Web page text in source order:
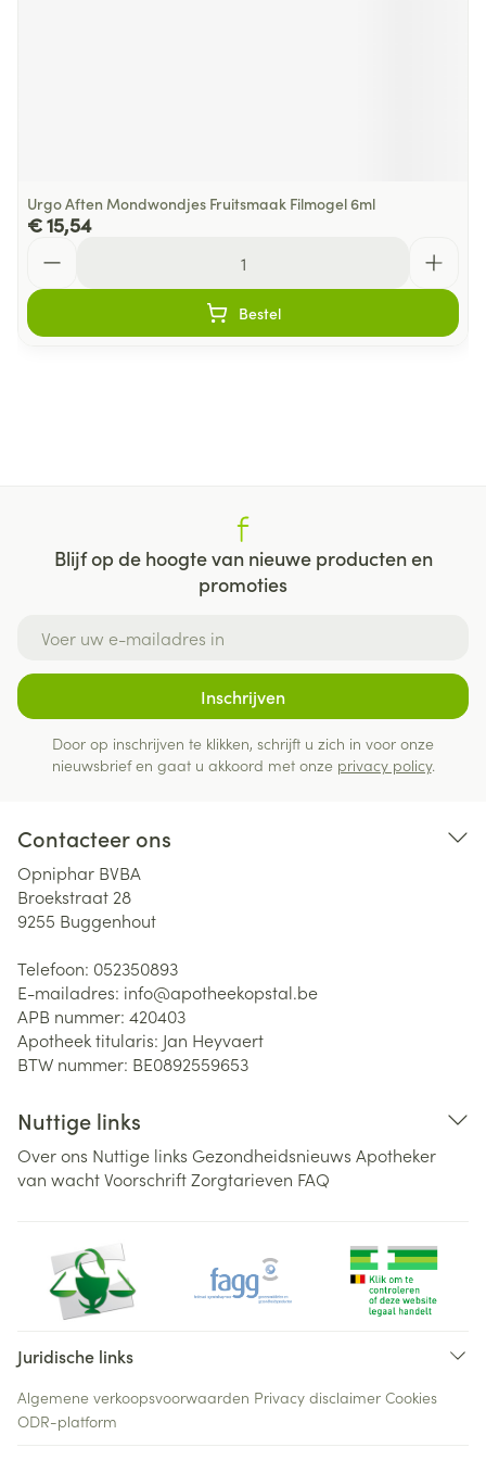
Urgo Aften Mondwondjes Fruitsmaak Filmogel 6ml
€ 15,54
Bestel
Blijf op de hoogte van nieuwe producten en
promoties
Inschrijven
Door op inschrijven te klikken, schrijft u zich in voor onze
nieuwsbrief en gaat u akkoord met onze privacy policy.
Contacteer ons
Opniphar BVBA
Broekstraat 28
9255 Buggenhout
Telefoon: 052350893
E-mailadres: info@apotheekopstal.be
APB nummer: 420403
Apotheek titularis: Jan Heyvaert
BTW nummer: BE0892559653
Nuttige links
Over ons Nuttige links Gezondheidsnieuws Apotheker
van wachtVoorschriftZorgtarieven FAQ
Juridische links
Algemene verkoopsvoorwaarden Privacy disclaimer Cookies
ODR-platform